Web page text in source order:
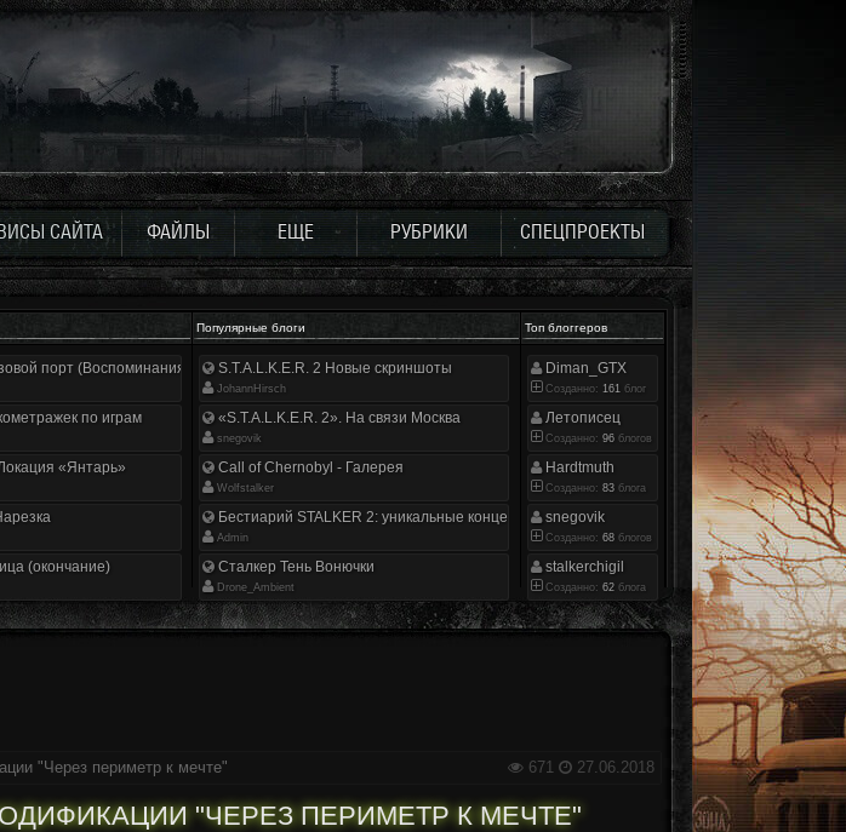
САЙТА ФАЙЛЫ ЕЩЕ РУБРИКИ СПЕЦПРОЕКТЫ
Популярные блоги Топ блоггеров
порт (Воспоминания ликвидатора)
по играм
«Янтарь»
(окончание)
S.T.A.L.K.E.R. 2 Новые скриншоты
JohannHirsch
«S.T.A.L.K.E.R. 2». На связи Москва
snegovik
Call of Chernobyl - Галерея
Wolfstalker
Бестиарий STALKER 2: уникальные концепт-арты
Аdmin
Сталкер Тень Вонючки
Drone_Ambient
Diman_GTX
Созданно: 161 блог
Летописец
Созданно: 96 блогов
Hardtmuth
Созданно: 83 блога
snegovik
Созданно: 68 блогов
stalkerchigil
Созданно: 62 блога
671 27.06.2018
"Через периметр к мечте"
"ЧЕРЕЗ ПЕРИМЕТР К МЕЧТЕ"